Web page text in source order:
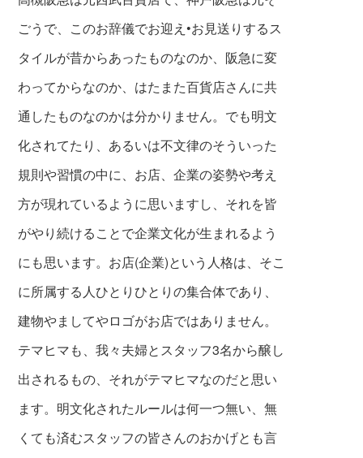
ごうで、このお辞儀でお迎え•お見送りするス
タイルが昔からあったものなのか、阪急に変
わってからなのか、はたまた百貨店さんに共
通したものなのかは分かりません。でも明文
化されてたり、あるいは不文律のそういった
規則や習慣の中に、お店、企業の姿勢や考え
方が現れているように思いますし、それを皆
がやり続けることで企業文化が生まれるよう
にも思います。お店(企業)という人格は、そこ
に所属する人ひとりひとりの集合体であり、
建物やましてやロゴがお店ではありません。
テマヒマも、我々夫婦とスタッフ3名から醸し
出されるもの、それがテマヒマなのだと思い
ます。明文化されたルールは何一つ無い、無
くても済むスタッフの皆さんのおかげとも言